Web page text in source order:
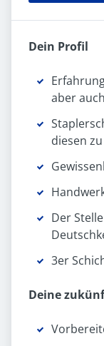
Dein Profil
aber
diesen
Der
3er
Deine